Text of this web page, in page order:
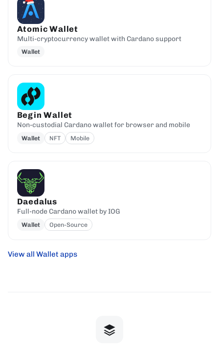
Atomic Wallet
Multi-cryptocurrency wallet with Cardano support
Wallet
Begin Wallet
Non-custodial Cardano wallet for browser and mobile
Wallet NFT Mobile
Daedalus
Full-node Cardano wallet by IOG
Wallet Open-Source
View all Wallet apps